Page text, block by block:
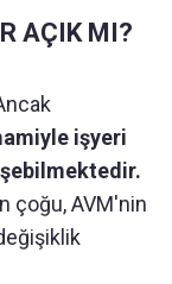
AÇIK MI?
işyeri
çoğu, AVM'nin